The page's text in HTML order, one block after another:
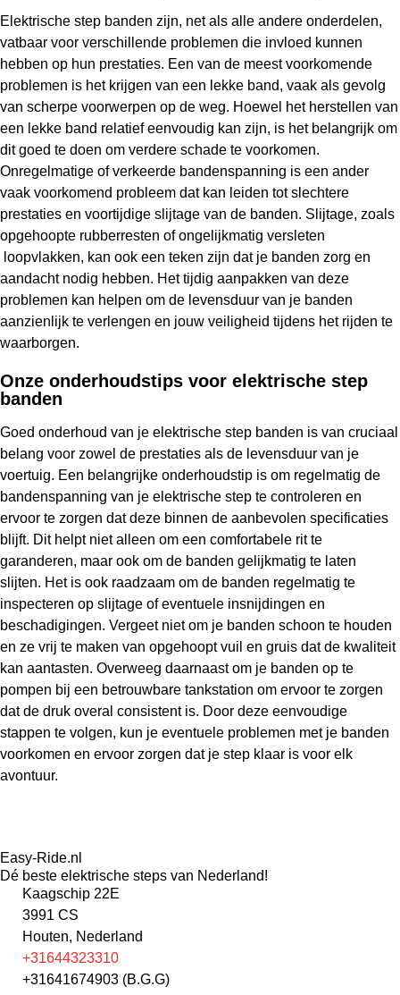
Elektrische step banden zijn, net als alle andere onderdelen,
vatbaar voor verschillende problemen die invloed kunnen
hebben op hun prestaties. Een van de meest voorkomende
problemen is het krijgen van een lekke band, vaak als gevolg
van scherpe voorwerpen op de weg. Hoewel het herstellen van
een lekke band relatief eenvoudig kan zijn, is het belangrijk om
dit goed te doen om verdere schade te voorkomen.
Onregelmatige of verkeerde bandenspanning is een ander
vaak voorkomend probleem dat kan leiden tot slechtere
prestaties en voortijdige slijtage van de banden. Slijtage, zoals
opgehoopte rubberresten of ongelijkmatig versleten
loopvlakken, kan ook een teken zijn dat je banden zorg en
aandacht nodig hebben. Het tijdig aanpakken van deze
problemen kan helpen om de levensduur van je banden
aanzienlijk te verlengen en jouw veiligheid tijdens het rijden te
waarborgen.
Onze onderhoudstips voor elektrische step
banden
Goed onderhoud van je elektrische step banden is van cruciaal
belang voor zowel de prestaties als de levensduur van je
voertuig. Een belangrijke onderhoudstip is om regelmatig de
bandenspanning van je elektrische step te controleren en
ervoor te zorgen dat deze binnen de aanbevolen specificaties
blijft. Dit helpt niet alleen om een comfortabele rit te
garanderen, maar ook om de banden gelijkmatig te laten
slijten. Het is ook raadzaam om de banden regelmatig te
inspecteren op slijtage of eventuele insnijdingen en
beschadigingen. Vergeet niet om je banden schoon te houden
en ze vrij te maken van opgehoopt vuil en gruis dat de kwaliteit
kan aantasten. Overweeg daarnaast om je banden op te
pompen bij een betrouwbare tankstation om ervoor te zorgen
dat de druk overal consistent is. Door deze eenvoudige
stappen te volgen, kun je eventuele problemen met je banden
voorkomen en ervoor zorgen dat je step klaar is voor elk
avontuur.
Easy-Ride.nl
Dé beste elektrische steps van Nederland!
Kaagschip 22E
3991 CS
Houten, Nederland
+31644323310
+31641674903 (B.G.G)